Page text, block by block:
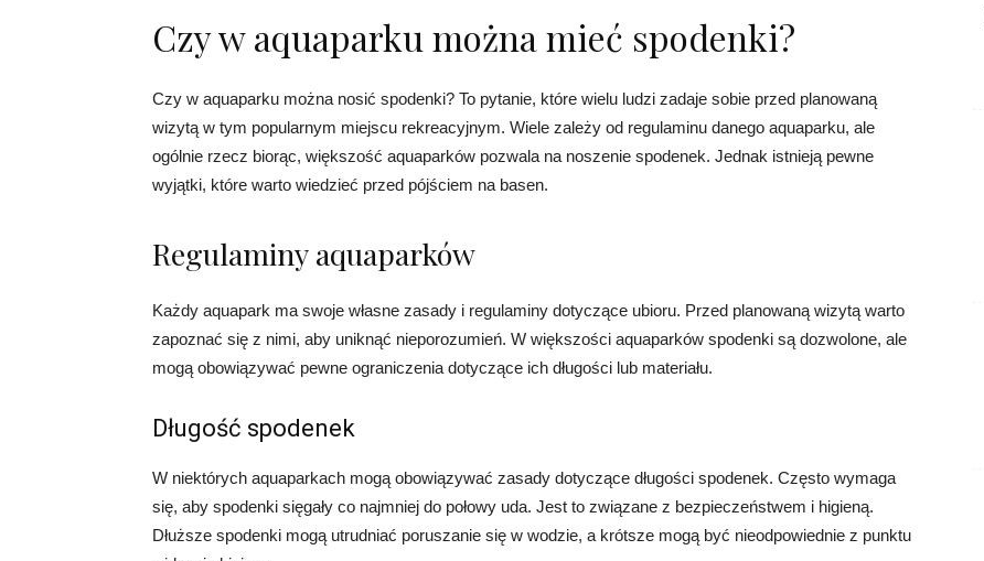
Czy w aquaparku można mieć spodenki?
Czy w aquaparku można nosić spodenki? To pytanie, które wielu ludzi zadaje sobie przed planowaną
wizytą w tym popularnym miejscu rekreacyjnym. Wiele zależy od regulaminu danego aquaparku, ale
ogólnie rzecz biorąc, większość aquaparków pozwala na noszenie spodenek. Jednak istnieją pewne
wyjątki, które warto wiedzieć przed pójściem na basen.
Regulaminy aquaparków
Każdy aquapark ma swoje własne zasady i regulaminy dotyczące ubioru. Przed planowaną wizytą warto
zapoznać się z nimi, aby uniknąć nieporozumień. W większości aquaparków spodenki są dozwolone, ale
mogą obowiązywać pewne ograniczenia dotyczące ich długości lub materiału.
Długość spodenek
W niektórych aquaparkach mogą obowiązywać zasady dotyczące długości spodenek. Często wymaga
się, aby spodenki sięgały co najmniej do połowy uda. Jest to związane z bezpieczeństwem i higieną.
Dłuższe spodenki mogą utrudniać poruszanie się w wodzie, a krótsze mogą być nieodpowiednie z punktu